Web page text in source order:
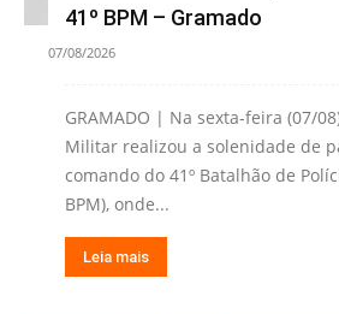
41º BPM – Gramado
07/08/2026
GRAMADO | Na sexta-feira (07/
Militar realizou a solenidade de
comando do 41º Batalhão de
BPM), onde...
Leia mais